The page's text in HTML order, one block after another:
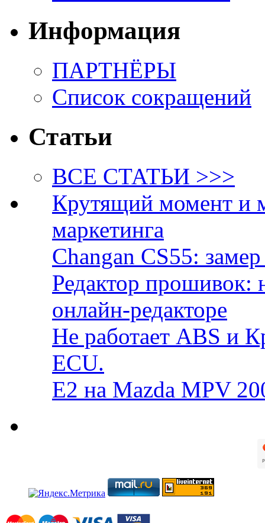
Информация
ПАРТНЁРЫ
Список сокращений
Статьи
ВСЕ СТАТЬИ >>>
Крутящий момент и
маркетинга
Changan CS55:
Редактор прошивок:
онлайн-редакторе
Не работает ABS и
ECU.
E2 на Mazda MPV